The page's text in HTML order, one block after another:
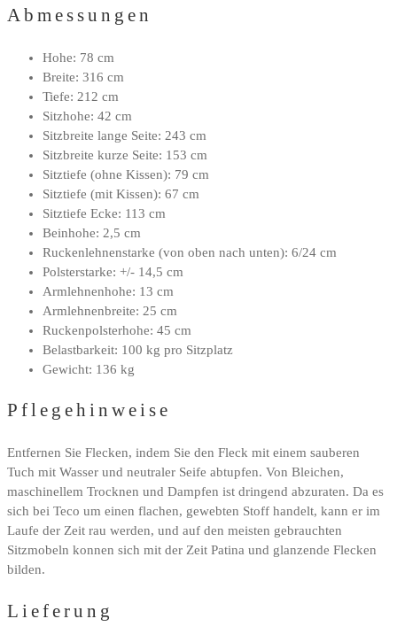
Abmessungen
Hohe: 78 cm
Breite: 316 cm
Tiefe: 212 cm
Sitzhohe: 42 cm
Sitzbreite lange Seite: 243 cm
Sitzbreite kurze Seite: 153 cm
Sitztiefe (ohne Kissen): 79 cm
Sitztiefe (mit Kissen): 67 cm
Sitztiefe Ecke: 113 cm
Beinhohe: 2,5 cm
Ruckenlehnenstarke (von oben nach unten): 6/24 cm
Polsterstarke: +/- 14,5 cm
Armlehnenhohe: 13 cm
Armlehnenbreite: 25 cm
Ruckenpolsterhohe: 45 cm
Belastbarkeit: 100 kg pro Sitzplatz
Gewicht: 136 kg
Pflegehinweise
Entfernen Sie Flecken, indem Sie den Fleck mit einem sauberen
Tuch mit Wasser und neutraler Seife abtupfen. Von Bleichen,
maschinellem Trocknen und Dampfen ist dringend abzuraten. Da es
sich bei Teco um einen flachen, gewebten Stoff handelt, kann er im
Laufe der Zeit rau werden, und auf den meisten gebrauchten
Sitzmobeln konnen sich mit der Zeit Patina und glanzende Flecken
bilden.
Lieferung